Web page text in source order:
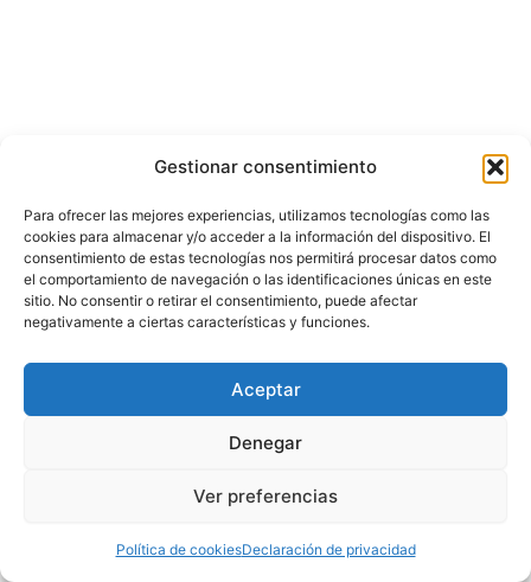
Gestionar consentimiento
Para ofrecer las mejores experiencias, utilizamos tecnologías como las
cookies para almacenar y/o acceder a la información del dispositivo. El
consentimiento de estas tecnologías nos permitirá procesar datos como
el comportamiento de navegación o las identificaciones únicas en este
sitio. No consentir o retirar el consentimiento, puede afectar
negativamente a ciertas características y funciones.
Aceptar
Denegar
Ver preferencias
Política de cookiesDeclaración de privacidad